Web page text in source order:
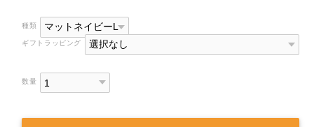
種類
ギフトラッピング
数量